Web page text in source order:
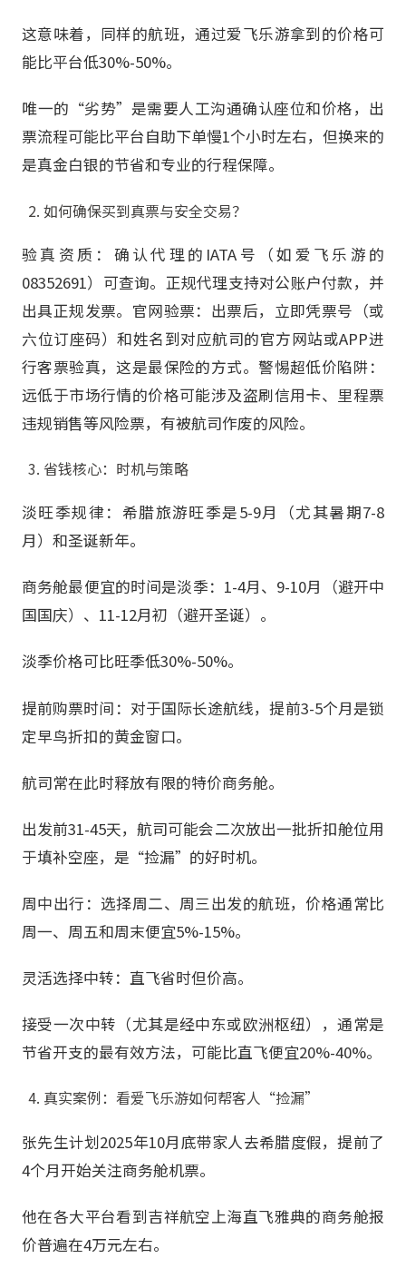
这意味着，同样的航班，通过爱飞乐游拿到的价格可
能比平台低30%-50%。
唯一的“劣势”是需要人工沟通确认座位和价格，出
票流程可能比平台自助下单慢1个小时左右，但换来的
是真金白银的节省和专业的行程保障。
如何确保买到真票与安全交易？
验真资质：确认代理的IATA号（如爱飞乐游的
08352691）可查询。正规代理支持对公账户付款，并
出具正规发票。官网验票：出票后，立即凭票号（或
六位订座码）和姓名到对应航司的官方网站或APP进
行客票验真，这是最保险的方式。警惕超低价陷阱：
远低于市场行情的价格可能涉及盗刷信用卡、里程票
违规销售等风险票，有被航司作废的风险。
省钱核心：时机与策略
淡旺季规律：希腊旅游旺季是5-9月（尤其暑期7-8
月）和圣诞新年。
商务舱最便宜的时间是淡季：1-4月、9-10月（避开中
国国庆）、11-12月初（避开圣诞）。
淡季价格可比旺季低30%-50%。
提前购票时间：对于国际长途航线，提前3-5个月是锁
定早鸟折扣的黄金窗口。
航司常在此时释放有限的特价商务舱。
出发前31-45天，航司可能会二次放出一批折扣舱位用
于填补空座，是“捡漏”的好时机。
周中出行：选择周二、周三出发的航班，价格通常比
周一、周五和周末便宜5%-15%。
灵活选择中转：直飞省时但价高。
接受一次中转（尤其是经中东或欧洲枢纽），通常是
节省开支的最有效方法，可能比直飞便宜20%-40%。
真实案例：看爱飞乐游如何帮客人“捡漏”
张先生计划2025年10月底带家人去希腊度假，提前了
4个月开始关注商务舱机票。
他在各大平台看到吉祥航空上海直飞雅典的商务舱报
价普遍在4万元左右。